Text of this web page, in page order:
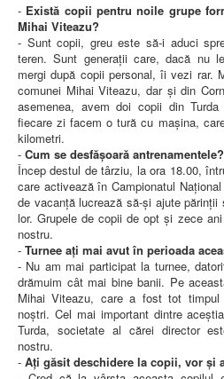
- Există copii pentru noile grupe
Mihai Viteazu?
- Sunt copii, greu este să-i aduci
teren. Sunt generații care, dacă nu
mergi după copii personal, îi vezi rar.
comunei Mihai Viteazu, dar și din
asemenea, avem doi copii din
fiecare zi facem o tură cu mașina,
kilometri.
- Cum se desfășoară antrenamentele?
Încep destul de târziu, la ora 18.00,
care activează în Campionatul
de vacanță lucrează să-și ajute
lor. Grupele de copii de opt și zece
nostru.
- Turnee ați mai avut în perioada
- Nu am mai participat la turnee,
drămuim cât mai bine banii. Pe
Mihai Viteazu, care a fost tot
noștri. Cel mai important dintre
Turda, societate al cărei director
nostru.
- Ați găsit deschidere la copii, vor și